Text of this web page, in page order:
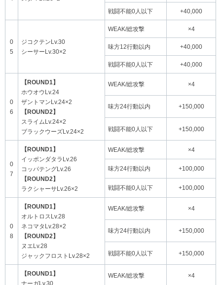
戦闘不能0人以下 +40,000
0
5
ジコクテンLv.30
シーサーLv.30×2
WEAK/総攻撃 ×4
味方12行動以内 +40,000
戦闘不能0人以下 +40,000
0
6
【ROUND1】
ホウオウLv.24
ザントマンLv.24×2
【ROUND2】
スライムLv.24×2
ブラックウーズLv.24×2
WEAK/総攻撃 ×4
味方24行動以内 +150,000
戦闘不能0人以下 +150,000
0
7
【ROUND1】
イッポンダタラLv.26
コッパテングLv.26
【ROUND2】
ラクシャーサLv.26×2
WEAK/総攻撃 ×4
味方24行動以内 +100,000
戦闘不能0人以下 +100,000
0
8
【ROUND1】
オルトロスLv.28
ネコマタLv.28×2
【ROUND2】
ヌエLv.28
ジャックフロストLv.28×2
WEAK/総攻撃 ×4
味方24行動以内 +150,000
戦闘不能0人以下 +150,000
【ROUND1】
ナーガLv.30
WEAK/総攻撃 ×4